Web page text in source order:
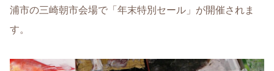
浦市の三崎朝市会場で「年末特別セール」が開催されま
す。